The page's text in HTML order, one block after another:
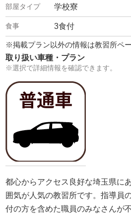
学校寮
3食付
※掲載プラン以外の情報は教習所ペ
取り扱い車種・プラン
※選択で詳細情報を確認できます。
都心からアクセス良好な埼玉県に
囲気が人気の教習所です。指導員
付の方を含めた職員のみなさんが